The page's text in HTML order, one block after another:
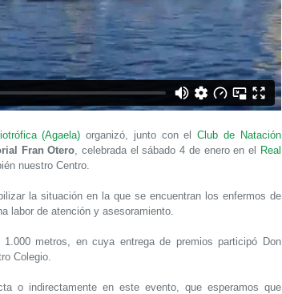
(Agaela) organizó, junto con elClub de Natación
Fran Otero , celebrada el sábado 4 de enero en el
Real
nuestro Centro.
la situación en la que se encuentran los enfermos de
labor de atención y asesoramiento.
metros, en cuya entrega de premios participó Don
Colegio.
o indirectamente en este evento, que esperamos que